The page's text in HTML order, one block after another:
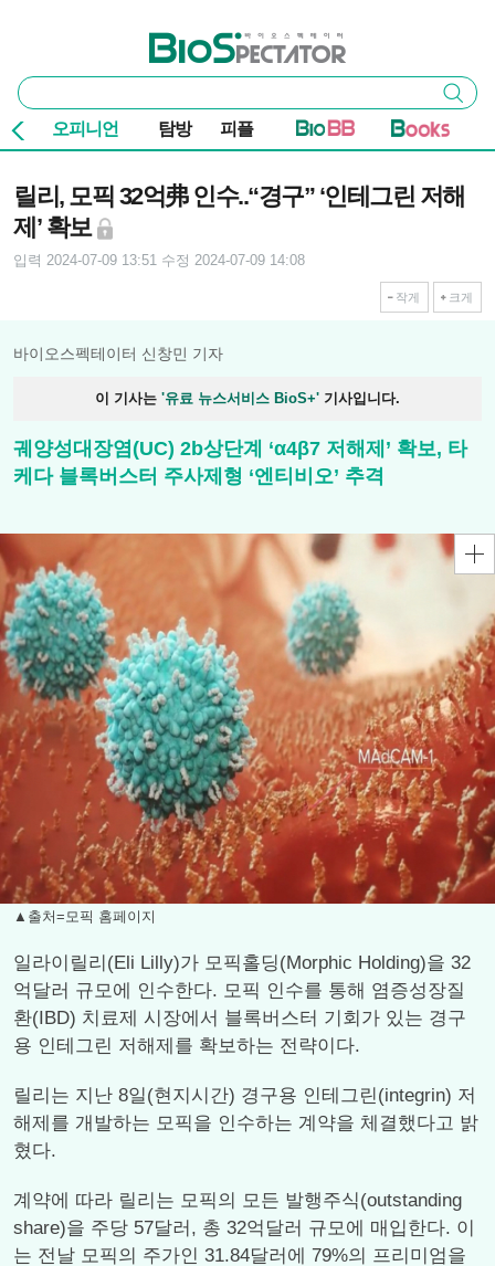
바이오스펙테이터
통
합
검
색
검색
오피니언 탐방 피플
릴리, 모픽 32억弗 인수..“경구” ‘인테그린 저해
제’ 확보
입력 2024-07-09 13:51 수정 2024-07-09 14:08
작게 크게
바이오스펙테이터 신창민 기자
이 기사는 '유료 뉴스서비스 BioS+' 기사입니다.
궤양성대장염(UC) 2b상단계 ‘α4β7 저해제’ 확보, 타
케다 블록버스터 주사제형 ‘엔티비오’ 추격
▲출처=모픽 홈페이지
일라이릴리(Eli Lilly)가 모픽홀딩(Morphic Holding)을 32
억달러 규모에 인수한다. 모픽 인수를 통해 염증성장질
환(IBD) 치료제 시장에서 블록버스터 기회가 있는 경구
용 인테그린 저해제를 확보하는 전략이다.
릴리는 지난 8일(현지시간) 경구용 인테그린(integrin) 저
해제를 개발하는 모픽을 인수하는 계약을 체결했다고 밝
혔다.
계약에 따라 릴리는 모픽의 모든 발행주식(outstanding
share)을 주당 57달러, 총 32억달러 규모에 매입한다. 이
는 전날 모픽의 주가인 31.84달러에 79%의 프리미엄을